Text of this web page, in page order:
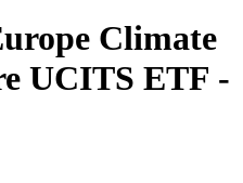
Climate
UCITS ETF -